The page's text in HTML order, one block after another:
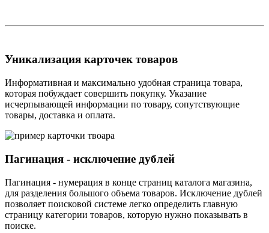
Уникализация карточек товаров
Информативная и максимально удобная страница товара,
которая побуждает совершить покупку. Указание
исчерпывающей информации по товару, сопутствующие
товары, доставка и оплата.
Пагинация - исключение дублей
Пагинация - нумерация в конце страниц каталога магазина,
для разделения большого объема товаров. Исключение дублей
позволяет поисковой системе легко определить главную
страницу категории товаров, которую нужно показывать в
поиске.